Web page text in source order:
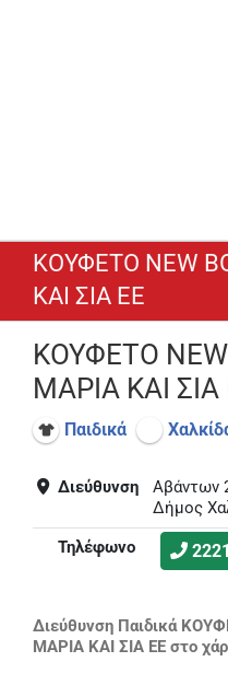
ΚΟΥΦΕΤΟ NEW
ΚΑΙ ΣΙΑ ΕΕ
ΚΟΥΦΕΤΟ NEW
ΜΑΡΙΑ ΚΑΙ ΣΙΑ
Παιδικά
Διεύθυνση
Αβάντων
Δήμος
Τηλέφωνο
Διεύθυνση Παιδικά
ΜΑΡΙΑ ΚΑΙ ΣΙΑ ΕΕ στο